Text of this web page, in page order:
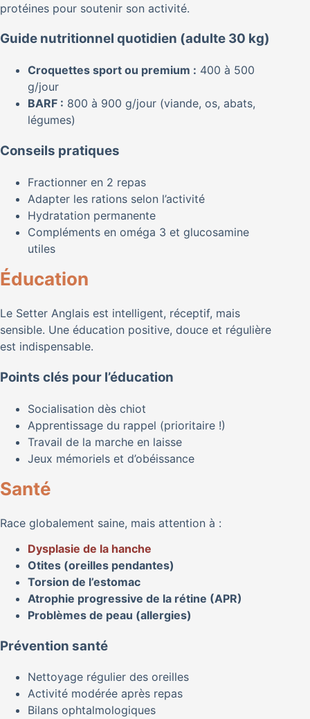
protéines pour soutenir son activité.
Guide nutritionnel quotidien (adulte 30 kg)
Croquettes sport ou premium : 400 à 500
g/jour
BARF : 800 à 900 g/jour (viande, os, abats,
légumes)
Conseils pratiques
Fractionner en 2 repas
Adapter les rations selon l’activité
Hydratation permanente
Compléments en oméga 3 et glucosamine
utiles
Éducation
Le Setter Anglais est intelligent, réceptif, mais
sensible. Une éducation positive, douce et régulière
est indispensable.
Points clés pour l’éducation
Socialisation dès chiot
Apprentissage du rappel (prioritaire !)
Travail de la marche en laisse
Jeux mémoriels et d’obéissance
Santé
Race globalement saine, mais attention à :
Dysplasie de la hanche
Otites (oreilles pendantes)
Torsion de l’estomac
Atrophie progressive de la rétine (APR)
Problèmes de peau (allergies)
Prévention santé
Nettoyage régulier des oreilles
Activité modérée après repas
Bilans ophtalmologiques